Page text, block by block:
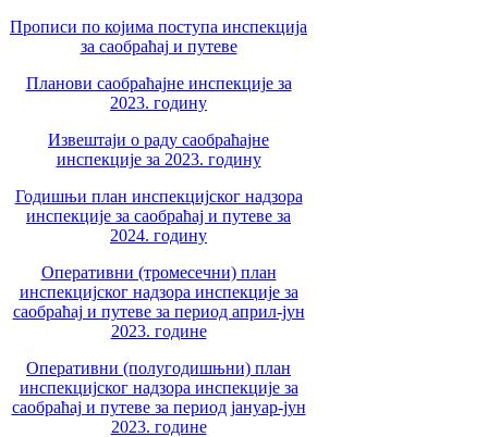
Прописи по којима поступа инспекција
за саобраћај и путеве
Планови саобраћајне инспекције за
2023. годину
Извештаји о раду саобраћајне
инспекције за 2023. годину
Годишњи план инспекцијског надзора
инспекције за саобраћај и путеве за
2024. годину
Оперативни (тромесечни) план
инспекцијског надзора инспекције за
саобраћај и путеве за период април-јун
2023. године
Оперативни (полугодишњни) план
инспекцијског надзора инспекције за
саобраћај и путеве за период јануар-јун
2023. године